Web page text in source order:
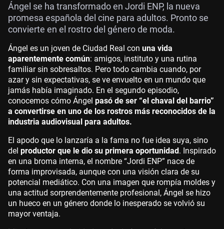
Ángel se ha transformado en Jordi ENP, la nueva
promesa española del cine para adultos. Pronto se
convierte en el rostro del género de moda.
Ángel es un joven de Ciudad Real con una vida
aparentemente común: amigos, instituto y una rutina
familiar sin sobresaltos. Pero todo cambia cuando, por
azar y sin expectativas, se ve envuelto en un mundo que
jamás había imaginado. En el segundo episodio,
conocemos cómo Ángel pasó de ser “el chaval del barrio”
a convertirse en uno de los rostros más reconocidos de la
industria audiovisual para adultos.
El apodo que lo lanzaría a la fama no fue idea suya, sino
del productor que le dio su primera oportunidad. Inspirado
en una broma interna, el nombre “Jordi ENP” nace de
forma improvisada, aunque con una visión clara de su
potencial mediático. Con una imagen que rompía moldes y
una actitud sorprendentemente profesional, Ángel se hizo
un hueco en un género donde lo inesperado se volvió su
mayor ventaja.